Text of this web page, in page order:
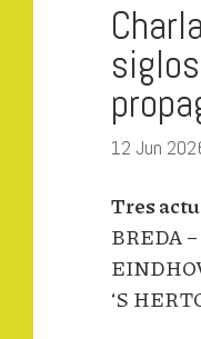
12 Jun
Tres
BREDA
‘S